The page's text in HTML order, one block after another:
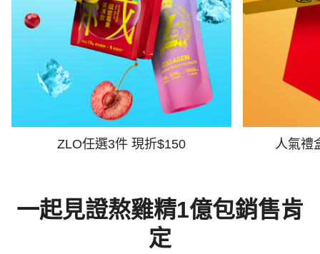
ZLO任選3件 現折$150 人氣禮
一起見證熬雞精1億包銷售肯
定